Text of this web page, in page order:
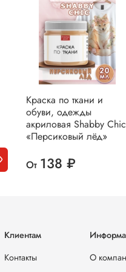
долгое время.
Правила ухода
изделием:
стирка в
(желательно при
изнанку вещь).
средства.
Краска по ткани и
обуви, одежды
акриловая Shabby Chic
«Персиковый лёд»
От 138 ₽
Клиентам
Контакты
О